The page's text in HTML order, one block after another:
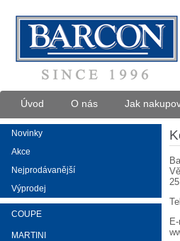
Úvod O nás Jak
Novinky
Akce
Nejprodávanější
Výprodej
COUPE
MARTINI